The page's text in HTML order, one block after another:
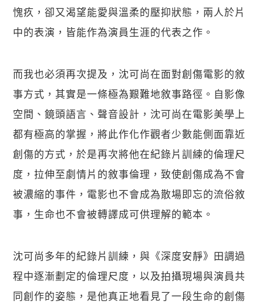
愧疚，卻又渴望能愛與溫柔的壓抑狀態，兩人於片
中的表演，皆能作為演員生涯的代表之作。
而我也必須再次提及，沈可尚在面對創傷電影的敘
事方式，其實是一條極為艱難地敘事路徑。自影像
空間、鏡頭語言、聲音設計，沈可尚在電影美學上
都有極高的掌握，將此作化作觀者少數能側面靠近
創傷的方式，於是再次將他在紀錄片訓練的倫理尺
度，拉伸至劇情片的敘事倫理，致使創傷成為不會
被濃縮的事件，電影也不會成為散場即忘的流俗敘
事，生命也不會被轉譯成可供理解的範本。
沈可尚多年的紀錄片訓練，與《深度安靜》田調過
程中逐漸劃定的倫理尺度，以及拍攝現場與演員共
同創作的姿態，是他真正地看見了一段生命的創傷